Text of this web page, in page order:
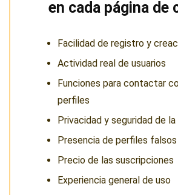
en cada página de
Facilidad de registro y
Actividad real de usuarios
Funciones para contactar
perfiles
Privacidad y seguridad de
Presencia de perfiles falsos
Precio de las suscripciones
Experiencia general de uso